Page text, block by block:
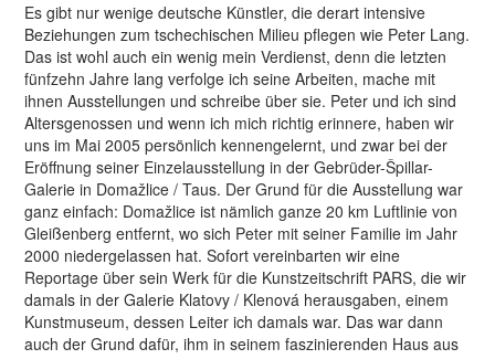
Es gibt nur wenige deutsche Künstler, die derart intensive
Beziehungen zum tschechischen Milieu pflegen wie Peter Lang.
Das ist wohl auch ein wenig mein Verdienst, denn die letzten
fünfzehn Jahre lang verfolge ich seine Arbeiten, mache mit
ihnen Ausstellungen und schreibe über sie. Peter und ich sind
Altersgenossen und wenn ich mich richtig erinnere, haben wir
uns im Mai 2005 persönlich kennengelernt, und zwar bei der
Eröffnung seiner Einzelausstellung in der Gebrüder-Špillar-
Galerie in Domažlice / Taus. Der Grund für die Ausstellung war
ganz einfach: Domažlice ist nämlich ganze 20 km Luftlinie von
Gleißenberg entfernt, wo sich Peter mit seiner Familie im Jahr
2000 niedergelassen hat. Sofort vereinbarten wir eine
Reportage über sein Werk für die Kunstzeitschrift PARS, die wir
damals in der Galerie Klatovy / Klenová herausgaben, einem
Kunstmuseum, dessen Leiter ich damals war. Das war dann
auch der Grund dafür, ihm in seinem faszinierenden Haus aus